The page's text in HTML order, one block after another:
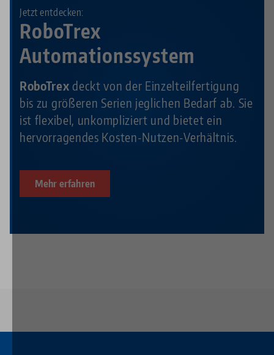
RoboTrex
Automationssystem
Jetzt entdecken:
RoboTrex deckt von der Einzelteilfertigung
bis zu größeren Serien jeglichen Bedarf ab. Sie
ist flexibel, unkompliziert und bietet ein
hervorragendes Kosten-Nutzen-Verhältnis.
Mehr erfahren